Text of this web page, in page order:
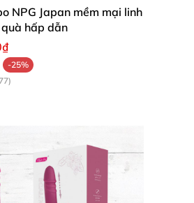
NPG Japan mềm mại linh
hấp dẫn
-25%